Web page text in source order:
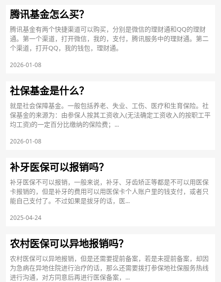
腾讯基金怎么买？
腾讯基金有两个快捷渠道可以购买，分别是微信的理财通和QQ的理财
通。第一个渠道，打开微信，我的，支付，腾讯服务中的理财通。第二
个渠道，打开QQ，我的钱包，理财通。
2026-01-08
社保基金是什么？
就是社会保障基金。一般包括养老、失业、工伤、医疗和生育保险。社
保基金的来源为：由参保人按其工资收入(无法确定工资收入的按职工平
均工资)的一定百分比缴纳的保险费；...
2026-01-08
补牙医保可以报销吗？
补牙医保不可以报销，一般来说，补牙、牙齿矫正等都是不可以用医保
卡报销的，但是补牙的费用可以用医保卡个人账户里的钱支付，或者只
能自己支付了。不过如果是拔牙的话，医...
2025-04-24
农村医保可以异地报销吗？
农村医保可以异地报销，但是还需要提前备案，若是未提前备案，却因
为急病在异地住院进行治疗的话，那么还需要拨打参保地社保服务热线
进行沟通，对方同意后再进行医保备案，...